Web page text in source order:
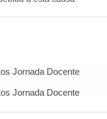
Jornada Docente
Jornada Docente